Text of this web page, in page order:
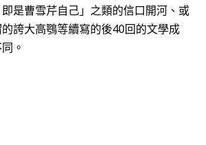
是曹雪芹自己」之類的信口開河、或
誇大高鶚等續寫的後40回的文學成
。